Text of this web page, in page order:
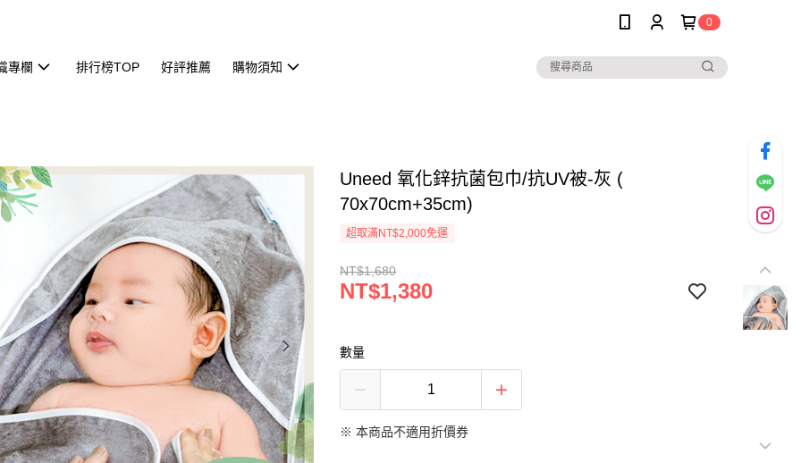
0
專欄 排行榜TOP 好評推薦 購物須知
Uneed 氧化鋅抗菌包巾/抗UV被-灰 (
70x70cm+35cm)
超取滿NT$2,000免運
NT$1,680
NT$1,380
數量
※ 本商品不適用折價券